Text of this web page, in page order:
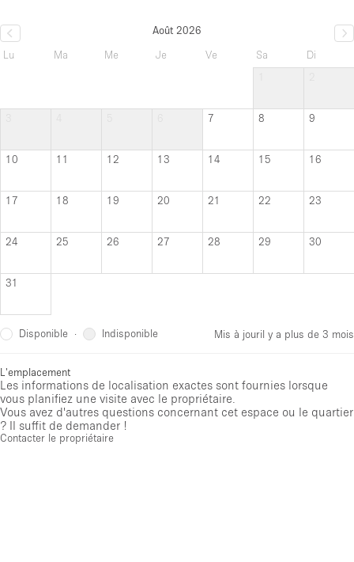
Août 2026
Lu
Ma Me Je Ve Sa
Di
7 8 9
10 11 12 13 14 15 16
17 18 19 20 21 22 23
24 25 26 27 28 29 30
31
Disponible · Indisponible Mis à jouril y a plus de 3 mois
L'emplacement
Les informations de localisation exactes sont fournies lorsque
vous planifiez une visite avec le propriétaire.
Vous avez d'autres questions concernant cet espace ou le quartier
? Il suffit de demander !
Contacter le propriétaire